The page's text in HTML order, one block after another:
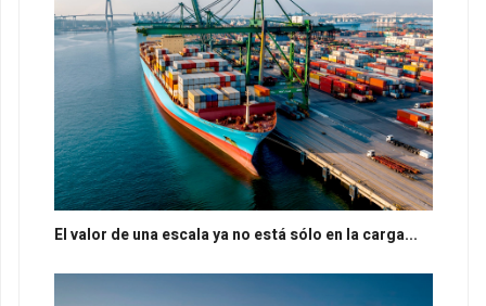
El valor de una escala ya no está sólo en la carga...